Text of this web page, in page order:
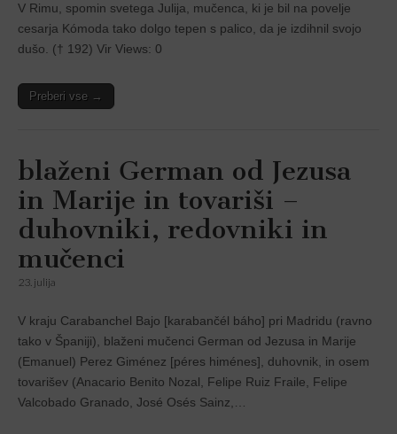
V Rimu, spomin svetega Julija, mučenca, ki je bil na povelje
cesarja Kómoda tako dolgo tepen s palico, da je izdihnil svojo
dušo. († 192) Vir Views: 0
Preberi vse →
blaženi German od Jezusa
in Marije in tovariši –
duhovniki, redovniki in
mučenci
23. julija
V kraju Carabanchel Bajo [karabančél báho] pri Madridu (ravno
tako v Španiji), blaženi mučenci German od Jezusa in Marije
(Emanuel) Perez Giménez [péres himénes], duhovnik, in osem
tovarišev (Anacario Benito Nozal, Felipe Ruiz Fraile, Felipe
Valcobado Granado, José Osés Sainz,…